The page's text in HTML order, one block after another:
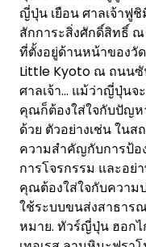
ญี่ปุ่น เยือน ศาลเจ้าฟู
สักการะสิ่งศักดิ์สิทธิ์ ณ
ที่ตั้งอยู่ด้านหน้าของวัด
Little Kyoto ณ ถนนซั
ศาลเจ้า… แม้ว่าญี่ปุ่นจ
คุณก็ต้องใส่ใจกับปัญห
ด้วย ตัวอย่างเช่น ใน
ความสำคัญกับการป้อ
การโจรกรรม และอย่
คุณต้องใส่ใจกับความ
ใช้ระบบขนส่งสาธาร
หมาย. ทัวร์ญี่ปุ่น ฮอก